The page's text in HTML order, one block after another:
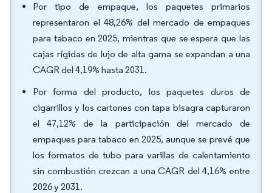
Por tipo de empaque, los paquetes primarios
representaron el 48,26% del mercado de empaques
para tabaco en 2025, mientras que se espera que las
cajas rígidas de lujo de alta gama se expandan a una
CAGR del 4,19% hasta 2031.
Por forma del producto, los paquetes duros de
cigarrillos y los cartones con tapa bisagra capturaron
el 47,12% de la participación del mercado de
empaques para tabaco en 2025, aunque se prevé que
los formatos de tubo para varillas de calentamiento
sin combustión crezcan a una CAGR del 4,16% entre
2026 y 2031.